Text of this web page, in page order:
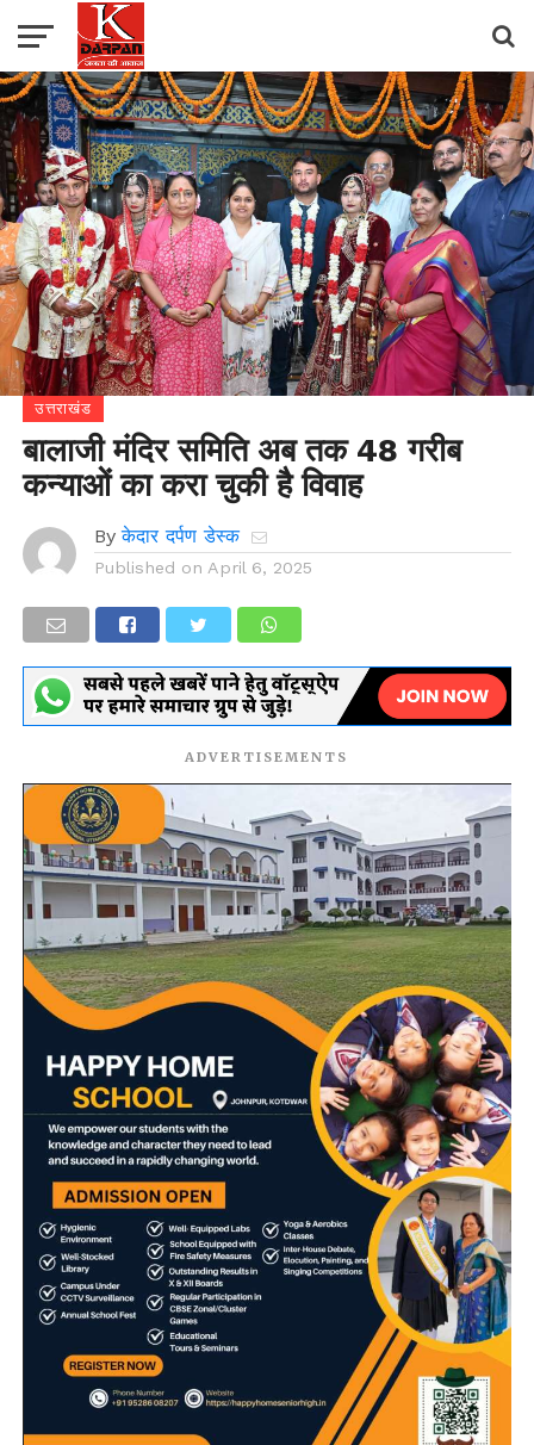
उत्तराखंड
बालाजी मंदिर समिति अब तक 48 गरीब
कन्याओं का करा चुकी है विवाह
By केदार दर्पण डेस्क
Published on April 6, 2025
ADVERTISEMENTS